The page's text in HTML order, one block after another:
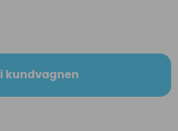
i kundvagnen